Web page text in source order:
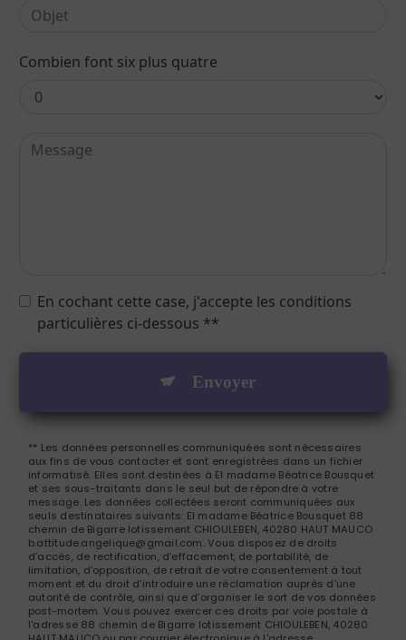
Combien font six plus quatre
En cochant cette case, j'accepte les conditions
particulières ci-dessous **
Envoyer
** Les données personnelles communiquées sont nécessaires
aux fins de vous contacter et sont enregistrées dans un fichier
informatisé. Elles sont destinées à El madame Béatrice Bousquet
et ses sous-traitants dans le seul but de répondre à votre
message. Les données collectées seront communiquées aux
seuls destinataires suivants: El madame Béatrice Bousquet 88
chemin de Bigarre lotissement CHIOULEBEN, 40280 HAUT MAUCO
b.attitude.angelique@gmail.com. Vous disposez de droits
d’accès, de rectification, d’effacement, de portabilité, de
limitation, d’opposition, de retrait de votre consentement à tout
moment et du droit d’introduire une réclamation auprès d’une
autorité de contrôle, ainsi que d’organiser le sort de vos données
post-mortem. Vous pouvez exercer ces droits par voie postale à
l'adresse 88 chemin de Bigarre lotissement CHIOULEBEN, 40280